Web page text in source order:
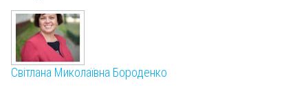
Світлана Миколаївна Бороденко